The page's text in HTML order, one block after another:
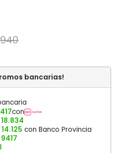
940
bancarias!
con
18.834
14.125 con Banco Provincia
9417